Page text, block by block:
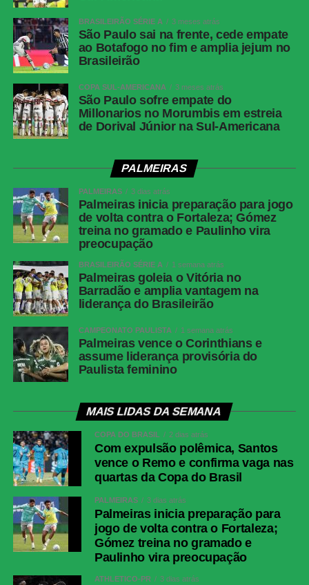
Twitter
Messenger
LinkedIn
Share
BRASILEIRÃO SÉRIE A 3 meses atrás
São Paulo sai na frente, cede empate
ao Botafogo no fim e amplia jejum no
Brasileirão
COPA SUL-AMERICANA 3 meses atrás
São Paulo sofre empate do
Millonarios no Morumbis em estreia
de Dorival Júnior na Sul-Americana
PALMEIRAS
PALMEIRAS 3 dias atrás
Palmeiras inicia preparação para jogo
de volta contra o Fortaleza; Gómez
treina no gramado e Paulinho vira
preocupação
BRASILEIRÃO SÉRIE A 1 semana atrás
Palmeiras goleia o Vitória no
Barradão e amplia vantagem na
liderança do Brasileirão
CAMPEONATO PAULISTA 1 semana atrás
Palmeiras vence o Corinthians e
assume liderança provisória do
Paulista feminino
MAIS LIDAS DA SEMANA
COPA DO BRASIL 2 dias atrás
Com expulsão polêmica, Santos
vence o Remo e confirma vaga nas
quartas da Copa do Brasil
PALMEIRAS 3 dias atrás
Palmeiras inicia preparação para
jogo de volta contra o Fortaleza;
Gómez treina no gramado e
Paulinho vira preocupação
ATHLETICO-PR 3 dias atrás